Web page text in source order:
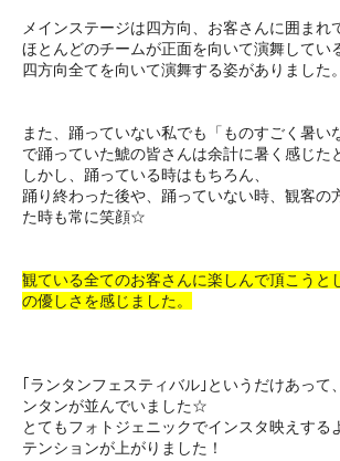
メインステージは四方向、お客さんに囲まれ
ほとんどのチームが正面を向いて演舞してい
四方向全てを向いて演舞する姿がありました。
また、踊っていない私でも「ものすごく暑い
で踊っていた鯱の皆さんは余計に暑く感じた
しかし、踊っている時はもちろん、
踊り終わった後や、踊っていない時、観客の
た時も常に笑顔☆
観ている全てのお客さんに楽しんで頂こうと
の優しさを感じました。
｢ランタンフェスティバル｣というだけあって
ンタンが並んでいました☆
とてもフォトジェニックでインスタ映えする
テンションが上がりました！